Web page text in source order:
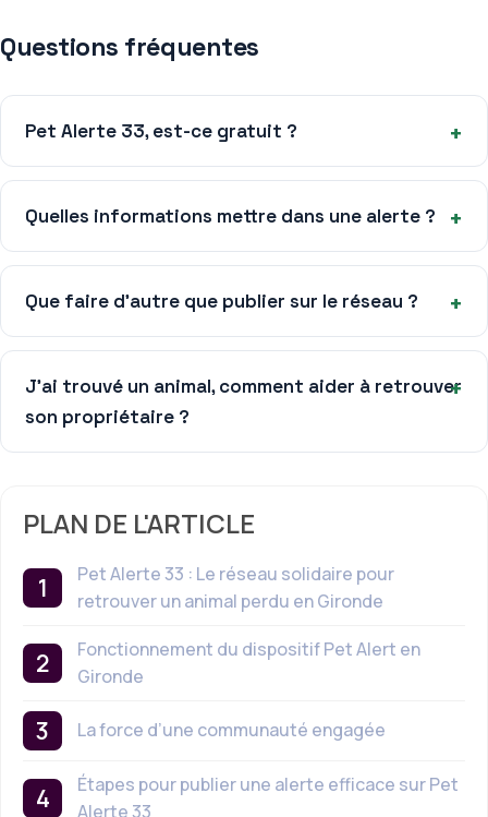
Questions fréquentes
Pet Alerte 33, est-ce gratuit ?
Quelles informations mettre dans une alerte ?
Que faire d’autre que publier sur le réseau ?
J’ai trouvé un animal, comment aider à retrouver
son propriétaire ?
PLAN DE L'ARTICLE
Pet Alerte 33 : Le réseau solidaire pour
retrouver un animal perdu en Gironde
Fonctionnement du dispositif Pet Alert en
Gironde
La force d’une communauté engagée
Étapes pour publier une alerte efficace sur Pet
Alerte 33